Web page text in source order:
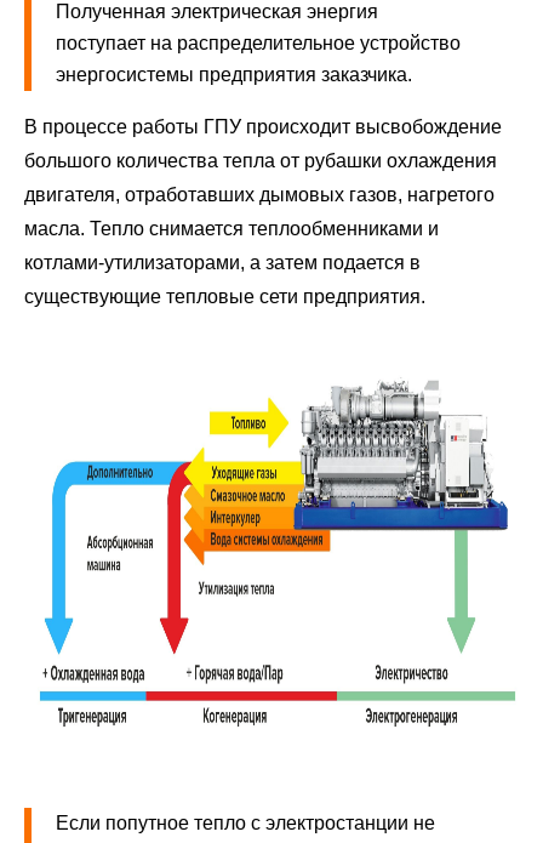
Полученная электрическая энергия
поступает на распределительное устройство
энергосистемы предприятия заказчика.
В процессе работы ГПУ происходит высвобождение
большого количества тепла от рубашки охлаждения
двигателя, отработавших дымовых газов, нагретого
масла. Тепло снимается теплообменниками и
котлами-утилизаторами, а затем подается в
существующие тепловые сети предприятия.
Если попутное тепло с электростанции не